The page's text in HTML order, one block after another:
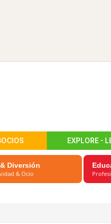
EXPLORE -
Diversión
& Ocio